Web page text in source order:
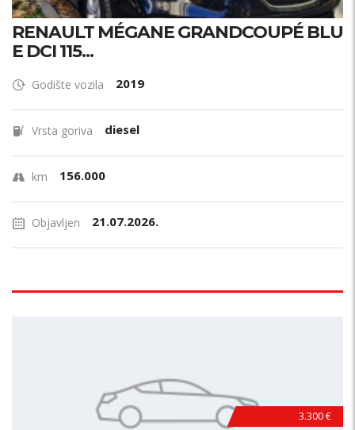
RENAULT MÉGANE GRANDCOUPÉ BLU
E DCI 115...
Godište vozila 2019
Vrsta goriva diesel
km 156.000
Objavljen 21.07.2026.
3.300 €